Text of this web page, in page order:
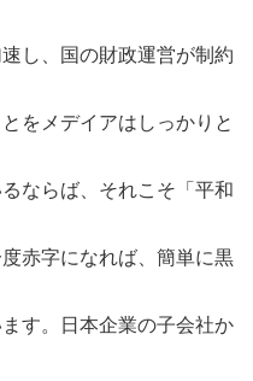
し、国の財政運営が制約
をメデイアはしっかりと
ならば、それこそ「平和
赤字になれば、簡単に黒
す。日本企業の子会社か